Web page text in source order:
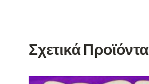
Σχετικά Προϊόντα